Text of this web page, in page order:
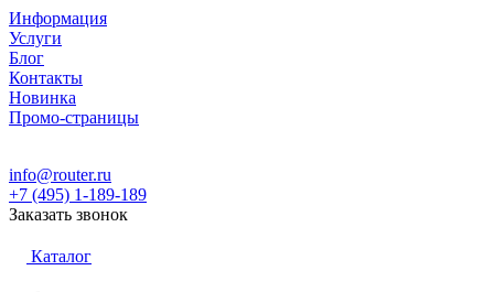
Информация
Услуги
Блог
Контакты
Новинка
Промо-страницы
info@router.ru
+7 (495) 1-189-189
Заказать звонок
Каталог